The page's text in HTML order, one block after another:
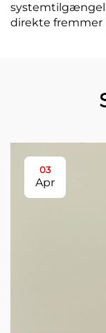
direkte
03
Apr